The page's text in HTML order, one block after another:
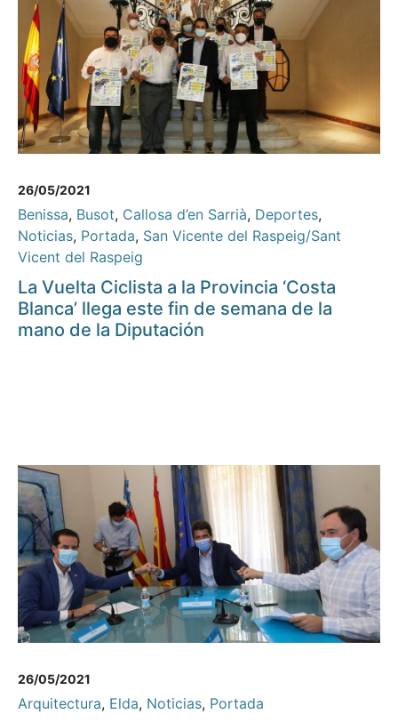
26/05/2021
Benissa, Busot, Callosa d’en Sarrià, Deportes,
Noticias, Portada, San Vicente del Raspeig/Sant
Vicent del Raspeig
La Vuelta Ciclista a la Provincia ‘Costa
Blanca’ llega este fin de semana de la
mano de la Diputación
26/05/2021
Arquitectura, Elda, Noticias, Portada